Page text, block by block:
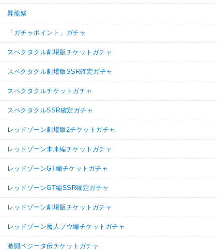
7.5
ドラゴンボールの導き
少年編
地球人
地球育ちの戦士
じいちゃん
7.5 / 10点
【発動リンク効果】
・気力+2
・ATK+20%
【一致するリンクスキル(
ドラゴンボールの導き
【一致するカテゴリー(
任務遂行
2.0 /10点
・気力+2
【一致するリンクスキル(
不思議な大冒険
【一致するカテゴリー(
昇龍祭
「ガチャポイント」ガチャ
スペクタクル劇場版チケットガチャ
スペクタクル劇場版SSR確定ガチャ
スペクタクルチケットガチャ
スペクタクルSSR確定ガチャ
レッドゾーン劇場版2チケットガチャ
レッドゾーン未来編チケットガチャ
レッドゾーンGT編チケットガチャ
レッドゾーンGT編SSR確定ガチャ
レッドゾーン劇場版チケットガチャ
レッドゾーン魔人ブウ編チケットガチャ
激闘ベジータ伝チケットガチャ